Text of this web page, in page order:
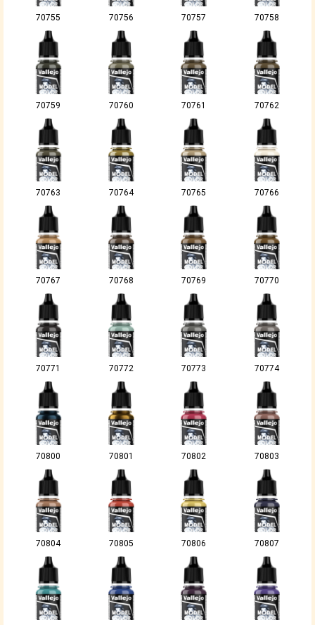
70755 70756 70757 70758
70759 70760 70761 70762
70763 70764 70765 70766
70767 70768 70769 70770
70771 70772 70773 70774
70800 70801 70802 70803
70804 70805 70806 70807